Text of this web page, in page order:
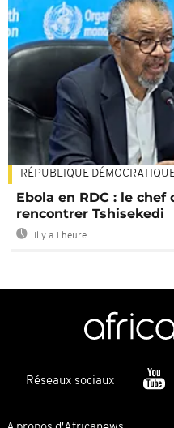
RÉPUBLIQUE
Ebola en RDC : le chef
rencontrer Tshisekedi
Il y a 1 heure
Réseaux sociaux